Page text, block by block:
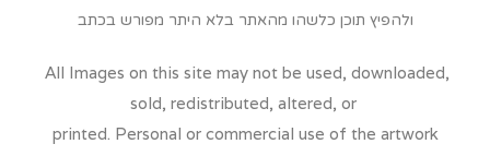
ולהפיץ תוכן כלשהו מהאתר בלא היתר מפורש בכתב
All Images on this site may not be used, downloaded,
sold, redistributed, altered, or
printed. Personal or commercial use of the artwork